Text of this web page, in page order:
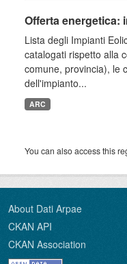
Offerta energetica:
Lista degli Impianti
catalogati rispetto alla
comune, provincia), le
dell'impianto...
ARC
You can also access this
About Dati Arpae
CKAN API
CKAN Association